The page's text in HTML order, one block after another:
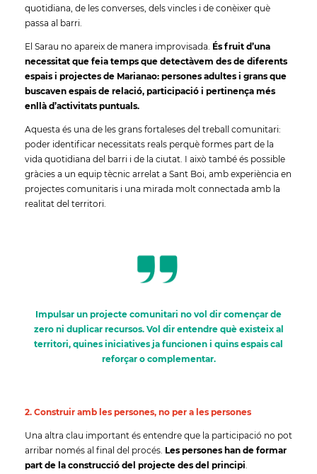
quotidiana, de les converses, dels vincles i de conèixer què
passa al barri.
El Sarau no apareix de manera improvisada. És fruit d’una
necessitat que feia temps que detectàvem des de diferents
espais i projectes de Marianao: persones adultes i grans que
buscaven espais de relació, participació i pertinença més
enllà d’activitats puntuals.
Aquesta és una de les grans fortaleses del treball comunitari:
poder identificar necessitats reals perquè formes part de la
vida quotidiana del barri i de la ciutat. I això també és possible
gràcies a un equip tècnic arrelat a Sant Boi, amb experiència en
projectes comunitaris i una mirada molt connectada amb la
realitat del territori.
Impulsar un projecte comunitari no vol dir començar de
zero ni duplicar recursos. Vol dir entendre què existeix al
territori, quines iniciatives ja funcionen i quins espais cal
reforçar o complementar.
2. Construir amb les persones, no per a les persones
Una altra clau important és entendre que la participació no pot
arribar només al final del procés. Les persones han de formar
part de la construcció del projecte des del principi.